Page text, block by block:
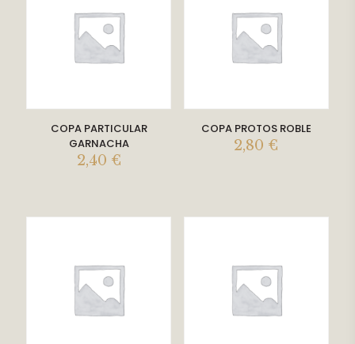
COPA PARTICULAR
GARNACHA
2,40 €
COPA PROTOS ROBLE
2,80 €